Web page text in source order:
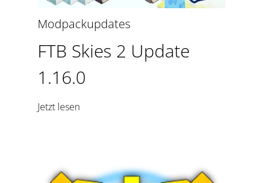
Modpackupdates
FTB Skies 2 Update
1.16.0
Jetzt lesen